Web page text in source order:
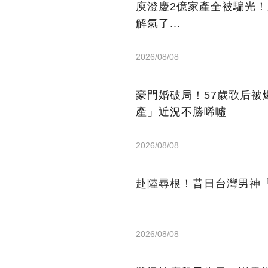
庾澄慶2億家產全被騙光
解氣了...
2026/08/08
豪門婚破局！57歲歌后被
產」近況不勝唏噓
2026/08/08
赴陸尋根！昔日台灣男神
2026/08/08